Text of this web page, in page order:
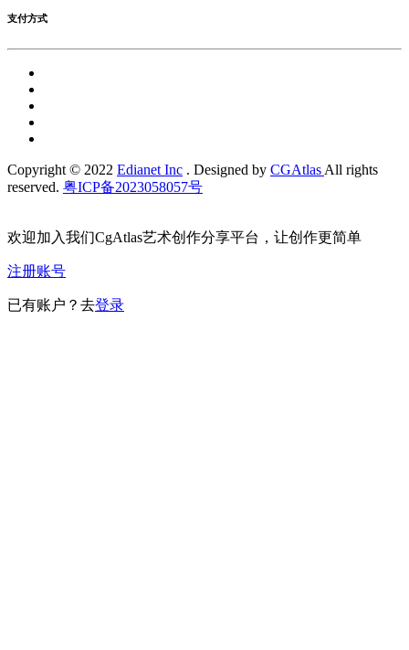
支付方式
Copyright © 2022 Edianet Inc . Designed by CGAtlas All rights
reserved. 粤ICP备2023058057号
欢迎加入我们CgAtlas艺术创作分享平台，让创作更简单
注册账号
已有账户？去登录